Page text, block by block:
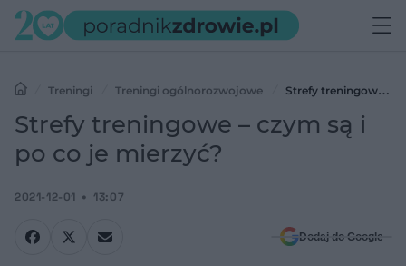
Treningi Treningi ogólnorozwojowe
Strefy treningowe –
czym są i po co je mierzyć?
Strefy treningowe – czym są i
po co je mierzyć?
2021-12-01 13:07
Dodaj do Google